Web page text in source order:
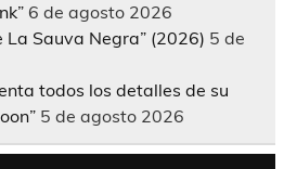
6 de agosto 2026
La Sauva Negra” (2026) 5 de
todos los detalles de su
5 de agosto 2026